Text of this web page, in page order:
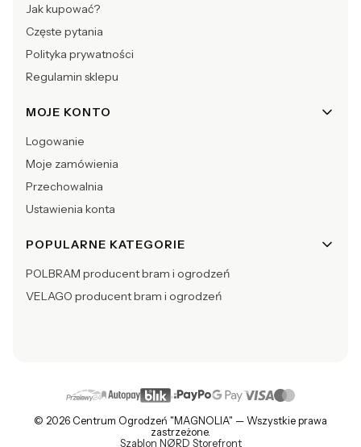
Jak kupować?
Częste pytania
Polityka prywatności
Regulamin sklepu
MOJE KONTO
Logowanie
Moje zamówienia
Przechowalnia
Ustawienia konta
POPULARNE KATEGORIE
POLBRAM producent bram i ogrodzeń
VELAGO producent bram i ogrodzeń
© 2026 Centrum Ogrodzeń "MAGNOLIA" — Wszystkie prawa
zastrzeżone.
Szablon NØRD Storefront